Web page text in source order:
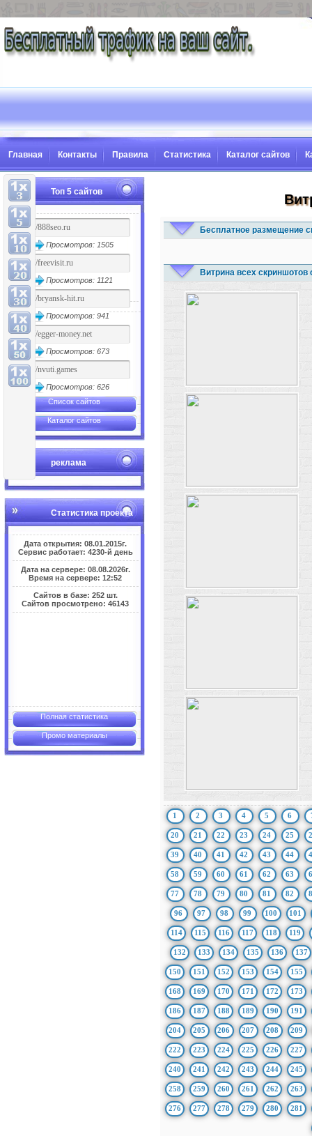
Главная Контакты Правила Статистика Каталог сайтов
Топ 5 сайтов
Просмотров: 1505
Просмотров: 1121
Просмотров: 941
Просмотров: 673
Просмотров: 626
Список сайтов
Каталог сайтов
реклама
Статистика проекта
Дата открытия: 08.01.2015г.
Сервис работает: 4230-й день
Дата на сервере: 08.08.2026г.
Время на сервере: 12:52
Сайтов в базе: 252 шт.
Сайтов просмотрено: 46143
Полная статистика
Промо материалы
Бесплатное размещение
Витрина всех скриншотов
1 2 3 4 5 6
20 21 22 23 24 25
39 40 41 42 43 44
58 59 60 61 62 63
77 78 79 80 81 82
96 97 98 99 100 101
114 115 116 117 118 119
132 133 134 135 136 137
150 151 152 153 154 155
168 169 170 171 172 173
186 187 188 189 190 191
204 205 206 207 208 209
222 223 224 225 226 227
240 241 242 243 244 245
258 259 260 261 262 263
276 277 278 279 280 281